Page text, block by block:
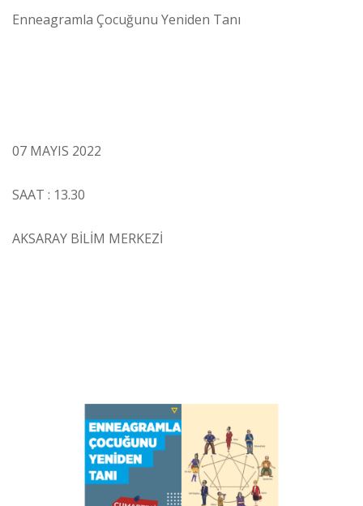
Enneagramla Çocuğunu Yeniden Tanı
07 MAYIS 2022
SAAT : 13.30
AKSARAY BİLİM MERKEZİ